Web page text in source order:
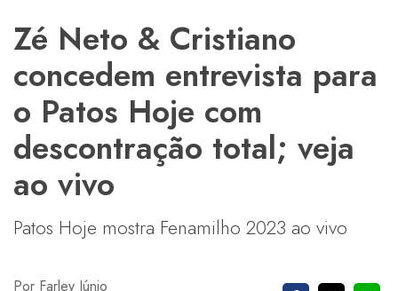
Zé Neto & Cristiano
concedem entrevista para
o Patos Hoje com
descontração total; veja
ao vivo
Patos Hoje mostra Fenamilho 2023 ao vivo
Por Farley Júnio